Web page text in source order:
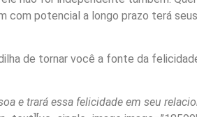
com potencial a longo prazo terá
de tornar você a fonte da
e trará essa felicidade em seu